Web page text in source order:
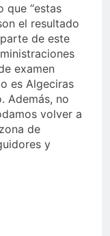
que “estas
el resultado
de este
examen
es Algeciras
Además, no
volver a
de
y